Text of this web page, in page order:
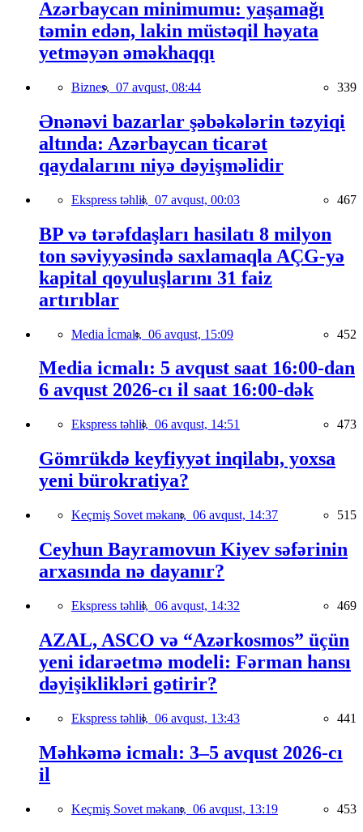
Azərbaycan minimumu: yaşamağı
təmin edən, lakin müstəqil həyata
yetməyən əməkhaqqı
Biznes, 07 avqust, 08:44 339
Ənənəvi bazarlar şəbəkələrin təzyiqi
altında: Azərbaycan ticarət
qaydalarını niyə dəyişməlidir
Ekspress təhlil, 07 avqust, 00:03 467
BP və tərəfdaşları hasilatı 8 milyon
ton səviyyəsində saxlamaqla AÇG-yə
kapital qoyuluşlarını 31 faiz
artırıblar
Media İcmalı, 06 avqust, 15:09 452
Media icmalı: 5 avqust saat 16:00-dan
6 avqust 2026-cı il saat 16:00-dək
Ekspress təhlil, 06 avqust, 14:51 473
Gömrükdə keyfiyyət inqilabı, yoxsa
yeni bürokratiya?
Keçmiş Sovet məkanı, 06 avqust, 14:37 515
Ceyhun Bayramovun Kiyev səfərinin
arxasında nə dayanır?
Ekspress təhlil, 06 avqust, 14:32 469
AZAL, ASCO və “Azərkosmos” üçün
yeni idarəetmə modeli: Fərman hansı
dəyişiklikləri gətirir?
Ekspress təhlil, 06 avqust, 13:43 441
Məhkəmə icmalı: 3–5 avqust 2026-cı
il
Keçmiş Sovet məkanı, 06 avqust, 13:19 453